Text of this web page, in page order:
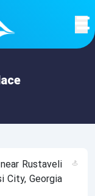
Rustaveli
City, Georgia